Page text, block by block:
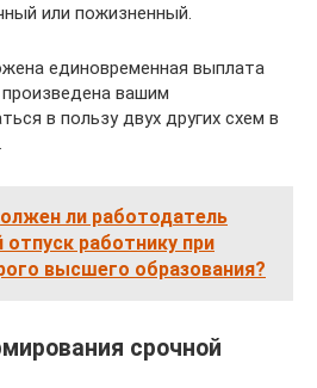
или пожизненный.
единовременная выплата
вашим
в пользу двух других схем в
ли работодатель
работнику при
высшего образования?
срочной